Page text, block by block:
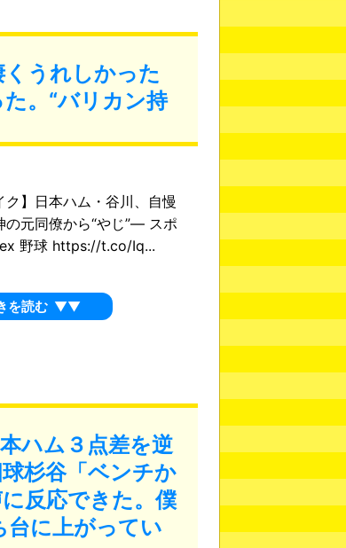
うれしかった
。“バリカン持
ク】日本ハム・谷川、自慢
の元同僚から“やじ”― スポ
野球 https://t.co/Iq...
を読む ▼▼
ハム３点差を逆
杉谷「ベンチか
反応できた。僕
台に上がってい